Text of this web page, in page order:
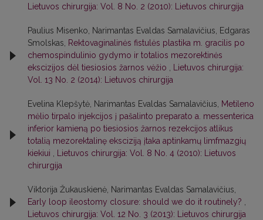
Lietuvos chirurgija: Vol. 8 No. 2 (2010): Lietuvos chirurgija
Paulius Misenko, Narimantas Evaldas Samalavičius, Edgaras
Smolskas, Rektovaginalinės fistulės plastika m. gracilis po
chemospindulinio gydymo ir totalios mezorektinės
ekscizijos dėl tiesiosios žarnos vėžio , Lietuvos chirurgija:
Vol. 13 No. 2 (2014): Lietuvos chirurgija
Evelina Klepšytė, Narimantas Evaldas Samalavičius, Metileno
mėlio tirpalo injekcijos į pašalinto preparato a. messenterica
inferior kamieną po tiesiosios žarnos rezekcijos atlikus
totalią mezorektalinę eksciziją įtaka aptinkamų limfmazgių
kiekiui , Lietuvos chirurgija: Vol. 8 No. 4 (2010): Lietuvos
chirurgija
Viktorija Žukauskienė, Narimantas Evaldas Samalavičius,
Early loop ileostomy closure: should we do it routinely? ,
Lietuvos chirurgija: Vol. 12 No. 3 (2013): Lietuvos chirurgija